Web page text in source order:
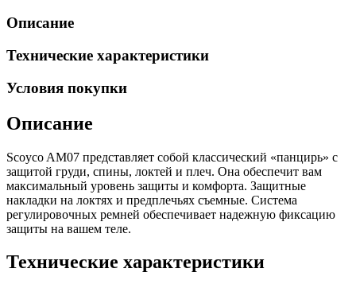
Описание
Технические характеристики
Условия покупки
Описание
Scoyco AM07 представляет собой классический «панцирь» с
защитой груди, спины, локтей и плеч. Она обеспечит вам
максимальный уровень защиты и комфорта. Защитные
накладки на локтях и предплечьях съемные. Система
регулировочных ремней обеспечивает надежную фиксацию
защиты на вашем теле.
Технические характеристики